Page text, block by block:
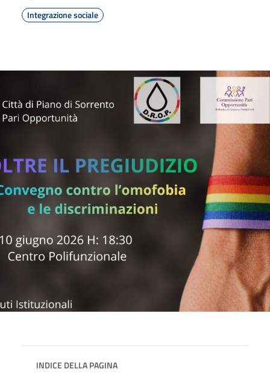
Integrazione sociale
INDICE DELLA PAGINA